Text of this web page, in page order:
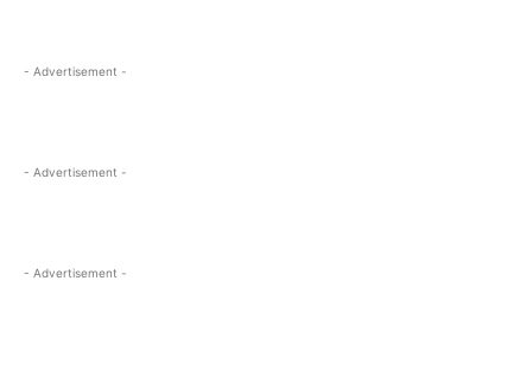
- Advertisement -
- Advertisement -
- Advertisement -